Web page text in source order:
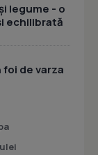
legume - o
echilibrată
de varza
ulei